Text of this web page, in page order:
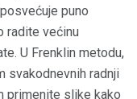
puno
radite većinu
U Frenklin metodu,
svakodnevnih radnji
primenite slike kako